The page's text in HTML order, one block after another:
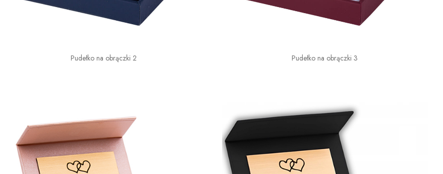
Pudełko na obrączki 2 Pudełko na obrączki 3